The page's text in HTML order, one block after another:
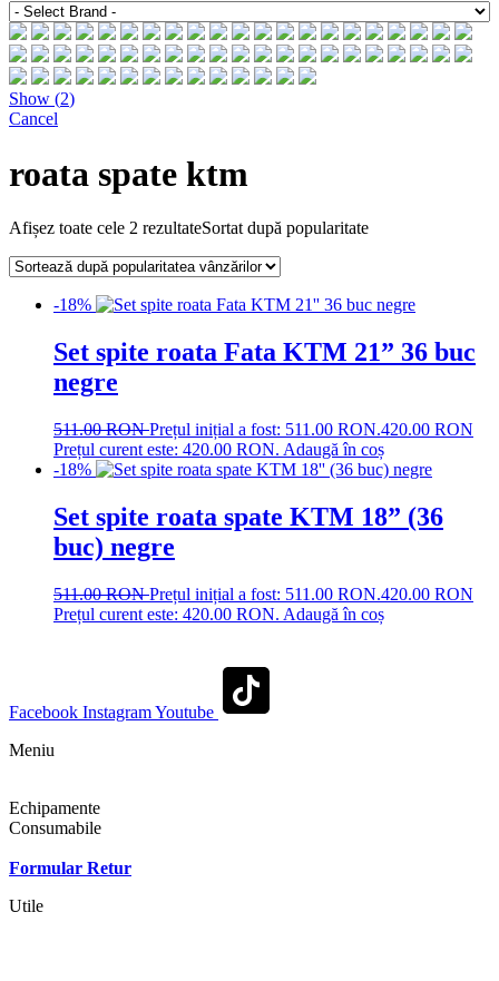
Show (2)
Cancel
roata spate ktm
Afișez toate cele 2 rezultateSortat după popularitate
-18%
Set spite roata Fata KTM 21” 36 buc
negre
511.00RONPrețul inițial a fost: 511.00 RON.420.00 RON
Prețul curent este: 420.00 RON. Adaugă în coș
-18%
Set spite roata spate KTM 18” (36
buc) negre
511.00RONPrețul inițial a fost: 511.00 RON.420.00 RON
Prețul curent este: 420.00 RON. Adaugă în coș
Facebook InstagramYoutube
Meniu
Echipamente
Consumabile
Formular Retur
Utile